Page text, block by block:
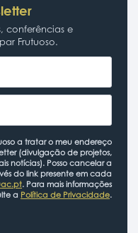
conferências e
Frutuoso.
a tratar o meu endereço
(divulgação de projetos,
notícias). Posso cancelar a
do link presente em cada
. Para mais informações
a Política de Privacidade.